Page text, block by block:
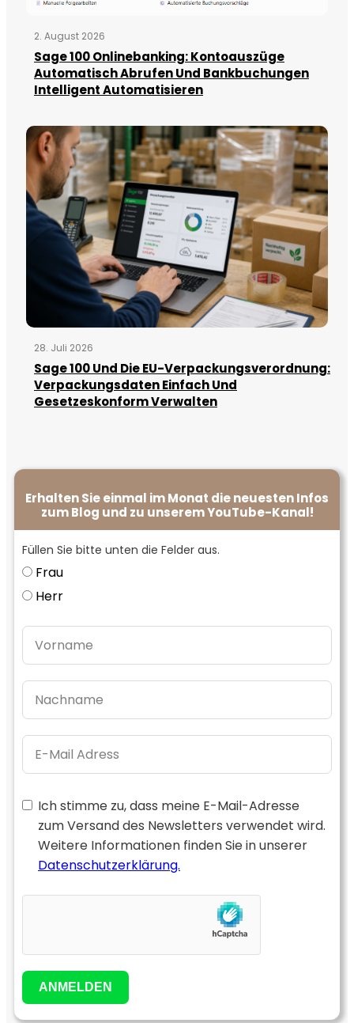
2. August 2026
Sage 100 Onlinebanking: Kontoauszüge
Automatisch Abrufen Und Bankbuchungen
Intelligent Automatisieren
28. Juli 2026
Sage 100 Und Die EU-Verpackungsverordnung:
Verpackungsdaten Einfach Und
Gesetzeskonform Verwalten
Erhalten Sie einmal im Monat die neuesten Infos
zum Blog und zu unserem YouTube-Kanal!
Füllen Sie bitte unten die Felder aus.
Frau
Herr
Ich stimme zu, dass meine E-Mail-Adresse
zum Versand des Newsletters verwendet wird.
Weitere Informationen finden Sie in unserer
Datenschutzerklärung.
ANMELDEN